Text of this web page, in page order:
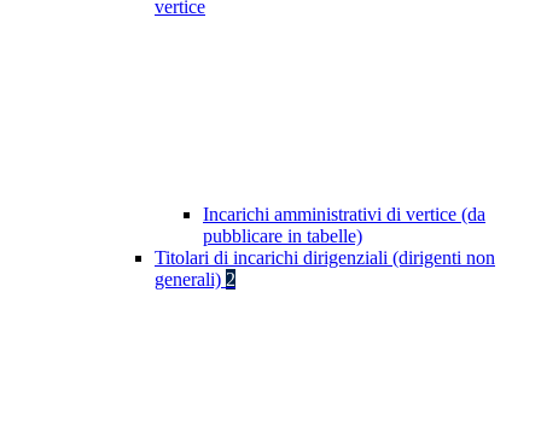
vertice
Incarichi amministrativi di vertice (da
pubblicare in tabelle)
Titolari di incarichi dirigenziali (dirigenti non
generali) 2